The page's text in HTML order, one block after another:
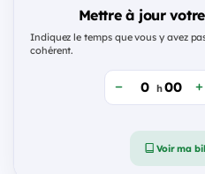
Mettre à jour
Indiquez le temps que vous y avez
cohérent.
h
Voir ma